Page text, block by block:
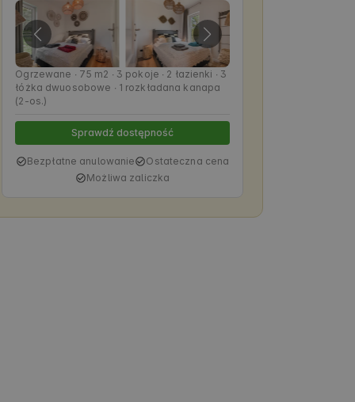
Ogrzewane ∙ 75 m2 ∙ 3 pokoje ∙ 2 łazienki ∙ 3
łóżka dwuosobowe ∙ 1 rozkładana kanapa
(2-os.)
Sprawdź dostępność
Bezpłatne anulowanie
Ostateczna cena
Możliwa zaliczka